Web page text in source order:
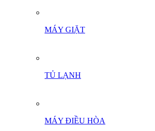
MÁY GIẶT
TỦ LẠNH
MÁY ĐIỀU HÒA